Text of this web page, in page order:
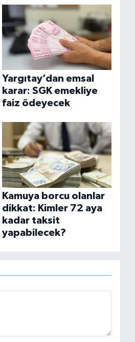
Yargıtay’dan emsal
karar: SGK emekliye
faiz ödeyecek
Kamuya borcu olanlar
dikkat: Kimler 72 aya
kadar taksit
yapabilecek?